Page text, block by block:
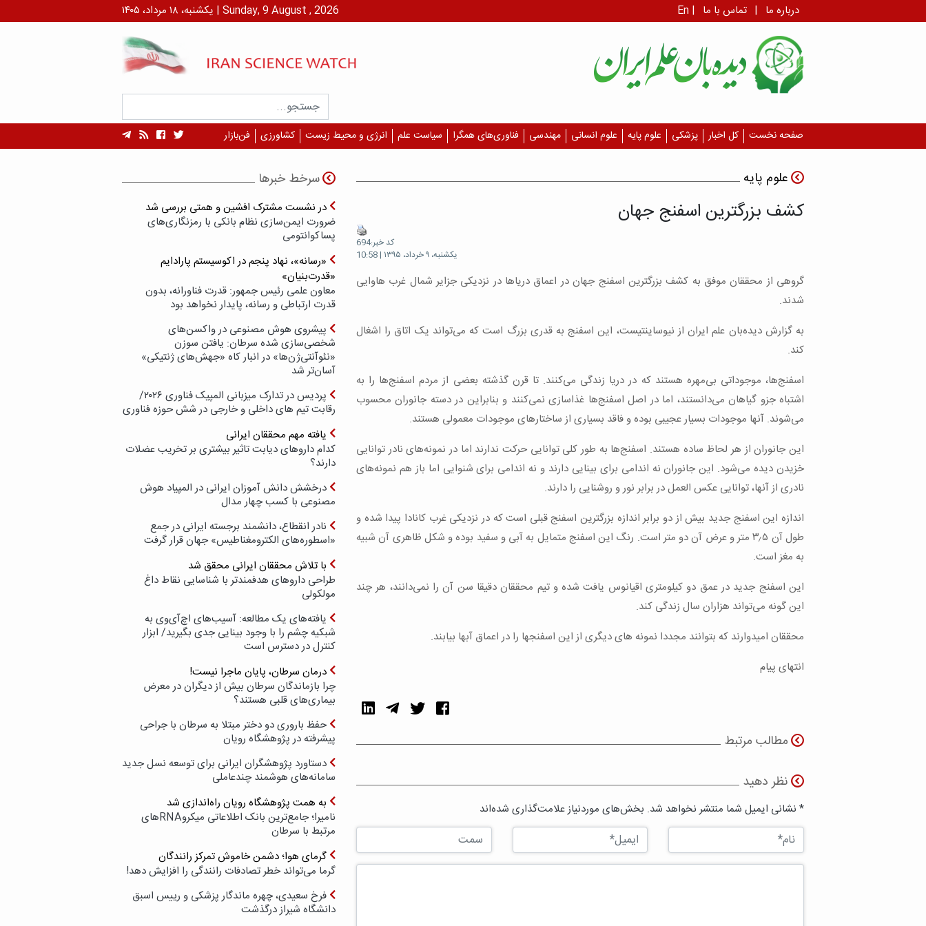
یکشنبه، ۱۸ مرداد، ۱۴۰۵ | Sunday, 9 August , 2026 En | درباره ما | تماس با ما
صفحه نخست کل اخبار پزشکی علوم پایه علوم انسانی مهندسی فناوری‌های همگرا سیاست علم انرژی و محیط زیست کشاورزی فن‌بازار
علوم پایه
کشف بزرگترین اسفنج جهان
کد خبر:694
یکشنبه، ۹ خرداد، ۱۳۹۵ | 10:58
گروهی از محققان موفق به کشف بزرگترین اسفنج جهان در اعماق دریاها در نزدیکی جزایر شمال غرب هاوایی
شدند.
به گزارش دیده‌بان علم ایران از نیوساینتیست، این اسفنج به قدری بزرگ است که می‌تواند یک اتاق را اشغال
کند.
اسفنج‌ها، موجوداتی بی‌مهره هستند که در دریا زندگی می‌کنند. تا قرن گذشته بعضی از مردم اسفنج‌ها را به
اشتباه جزو گیاهان می‌دانستند، اما در اصل اسفنج‌ها غذاسازی نمی‌کنند و بنابراین در دسته جانوران محسوب
می‌شوند. آنها موجودات بسیار عجیبی بوده و فاقد بسیاری از ساختارهای موجودات معمولی هستند.
این جانوران از هر لحاظ ساده هستند. اسفنج‌ها به طور کلی توانایی حرکت ندارند اما در نمونه‌های نادر توانایی
خزیدن دیده می‌شود. این جانوران نه اندامی برای بینایی دارند و نه اندامی برای شنوایی اما باز هم نمونه‌های
نادری از آنها، توانایی عکس العمل در برابر نور و روشنایی را دارند.
اندازه این اسفنج جدید بیش از دو برابر اندازه بزرگترین اسفنج قبلی است که در نزدیکی غرب کانادا پیدا شده و
طول آن ۳٫۵ متر و عرض آن دو متر است. رنگ این اسفنج متمایل به آبی و سفید بوده و شکل ظاهری آن شبیه
به مغز است.
این اسفنج جدید در عمق دو کیلومتری اقیانوس یافت شده و تیم محققان دقیقا سن آن را نمی‌دانند، هر چند
این گونه می‌تواند هزاران سال زندگی کند.
محققان امیدوارند که بتوانند مجددا نمونه های دیگری از این اسفنجها را در اعماق آبها بیابند.
انتهای پیام
مطالب مرتبط
نظر دهید
* نشانی ایمیل شما منتشر نخواهد شد. بخش‌های موردنیاز علامت‌گذاری شده‌اند
سرخط خبرها
در نشست مشترک افشین و همتی بررسی شد
ضرورت ایمن‌سازی نظام بانکی با رمزنگاری‌های
پسا‌کوانتومی
«رسانه»، نهاد پنجم در اکوسیستم پارادایم
«قدرت‌بنیان»
معاون علمی رئیس جمهور: قدرت فناورانه، بدون
قدرت ارتباطی و رسانه، پایدار نخواهد بود
پیشروی هوش مصنوعی در واکسن‌های
شخصی‌سازی شده سرطان: یافتن سوزن
«نئوآنتی‌ژن‌ها» در انبار کاه «جهش‌های ژنتیکی»
آسان‌تر شد
پردیس در تدارک میزبانی المپیک فناوری ۲۰۲۶/
رقابت تیم های داخلی و خارجی در شش حوزه فناوری
یافته مهم محققان ایرانی
کدام داروهای دیابت تاثیر بیشتری بر تخریب عضلات
دارند؟
درخشش دانش آموزان ایرانی در المپیاد هوش
مصنوعی با کسب چهار مدال
نادر انقطاع، دانشمند برجسته ایرانی در جمع
«اسطوره‌های الکترومغناطیس» جهان قرار گرفت
با تلاش محققان ایرانی محقق شد
طراحی داروهای هدفمندتر با شناسایی نقاط داغ
مولکولی
یافته‌های یک مطالعه: آسیب‌های اچ‌آی‌وی به
شبکیه چشم را با وجود بینایی جدی بگیرید/ ابزار
کنترل در دسترس است
درمان سرطان، پایان ماجرا نیست!
چرا بازماندگان سرطان بیش از دیگران در معرض
بیماری‌های قلبی هستند؟
حفظ باروری دو دختر مبتلا به سرطان با جراحی
پیشرفته در پژوهشگاه رویان
دستاورد پژوهشگران ایرانی برای توسعه نسل جدید
سامانه‌های هوشمند چندعاملی
به همت پژوهشگاه رویان راه‌اندازی شد
نامیرا؛ جامع‌ترین بانک اطلاعاتی میکروRNAهای
مرتبط با سرطان
گرمای هوا؛ دشمن خاموش تمرکز رانندگان
گرما می‌تواند خطر تصادفات رانندگی را افزایش دهد!
فرخ سعیدی، چهره ماندگار پزشکی و رییس اسبق
دانشگاه شیراز درگذشت